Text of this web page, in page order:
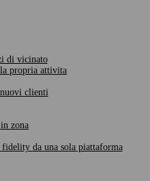
di vicinato
propria attivita
clienti
zona
da una sola piattaforma